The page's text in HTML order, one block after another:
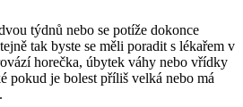
týdnů nebo se potíže dokonce
tak byste se měli poradit s lékařem v
horečka, úbytek váhy nebo vřídky
pokud je bolest příliš velká nebo má